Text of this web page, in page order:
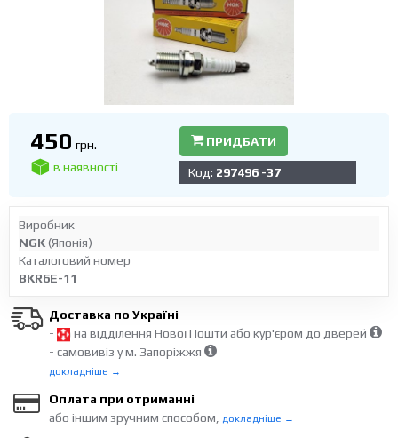
450 грн.
в наявності
ПРИДБАТИ
Код: 297496 -37
Виробник
NGK(Японія)
Каталоговий номер
BKR6E-11
Доставка по Україні
-
на відділення Нової Пошти або кур'єром до дверей
- самовивіз у м. Запоріжжя
докладніше →
Оплата при отриманні
або іншим зручним способом,
докладніше →